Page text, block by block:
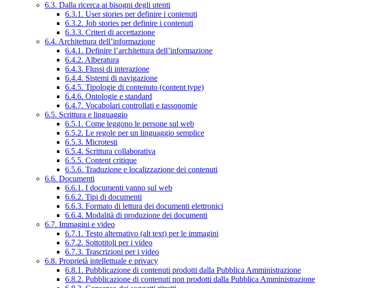
6.3. Dalla ricerca ai bisogni degli utenti
6.3.1. User stories per definire i contenuti
6.3.2. Job stories per definire i contenuti
6.3.3. Criteri di accettazione
6.4. Architettura dell’informazione
6.4.1. Definire l’architettura dell’informazione
6.4.2. Alberatura
6.4.3. Flussi di interazione
6.4.4. Sistemi di navigazione
6.4.5. Tipologie di contenuto (content type)
6.4.6. Ontologie e standard
6.4.7. Vocabolari controllati e tassonomie
6.5. Scrittura e linguaggio
6.5.1. Come leggono le persone sul web
6.5.2. Le regole per un linguaggio semplice
6.5.3. Microtesti
6.5.4. Scrittura collaborativa
6.5.5. Content critique
6.5.6. Traduzione e localizzazione dei contenuti
6.6. Documenti
6.6.1. I documenti vanno sul web
6.6.2. Tipi di documenti
6.6.3. Formato di lettura dei documenti elettronici
6.6.4. Modalità di produzione dei documenti
6.7. Immagini e video
6.7.1. Testo alternativo (alt text) per le immagini
6.7.2. Sottotitoli per i video
6.7.3. Trascrizioni per i video
6.8. Proprietà intellettuale e privacy
6.8.1. Pubblicazione di contenuti prodotti dalla Pubblica Amministrazione
6.8.2. Pubblicazione di contenuti non prodotti dalla Pubblica Amministrazione